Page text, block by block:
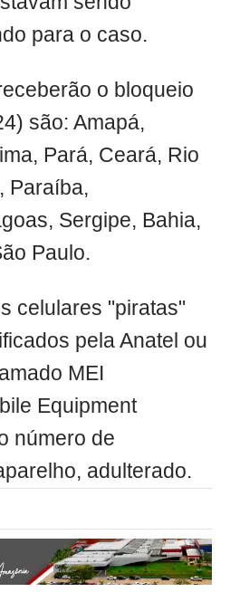
para o caso.
o bloqueio
são: Amapá,
Pará, Ceará, Rio
Paraíba,
Sergipe, Bahia,
Paulo.
celulares "piratas"
pela Anatel ou
MEI
Equipment
número de
adulterado.